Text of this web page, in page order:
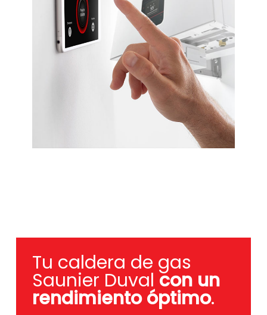
Tu caldera de gas
Saunier Duval con un
rendimiento óptimo.